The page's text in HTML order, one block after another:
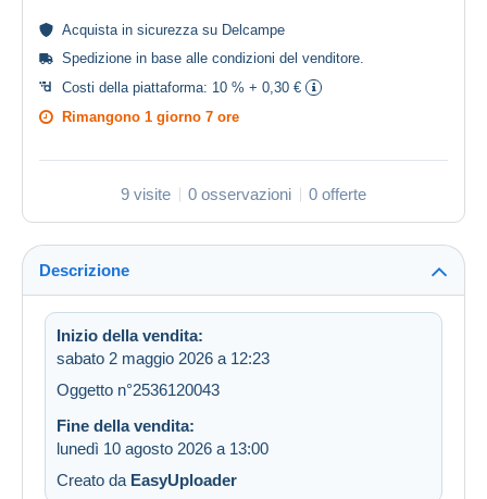
Acquista in sicurezzasu Delcampe
Spedizione in base alle condizioni del venditore.
Costi della piattaforma: 10 % + 0,30 €
Rimangono 1 giorno 7 ore
9 visite 0 osservazioni 0 offerte
Descrizione
Inizio della vendita:
sabato 2 maggio 2026 a 12:23
Oggetto n°2536120043
Fine della vendita:
lunedì 10 agosto 2026 a 13:00
Creato da EasyUploader